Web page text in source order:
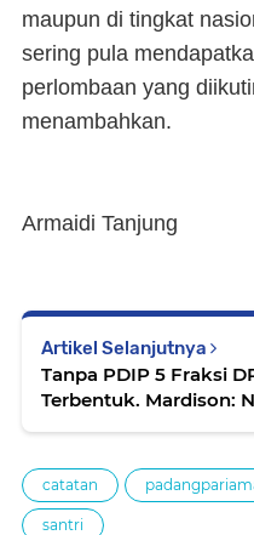
maupun di tingkat
sering pula
perlombaan yang
menambahkan.
Armaidi Tanjung
Artikel Selanjutnya
Tanpa PDIP 5 Fraksi
Terbentuk. Mardison:
catatan
santri